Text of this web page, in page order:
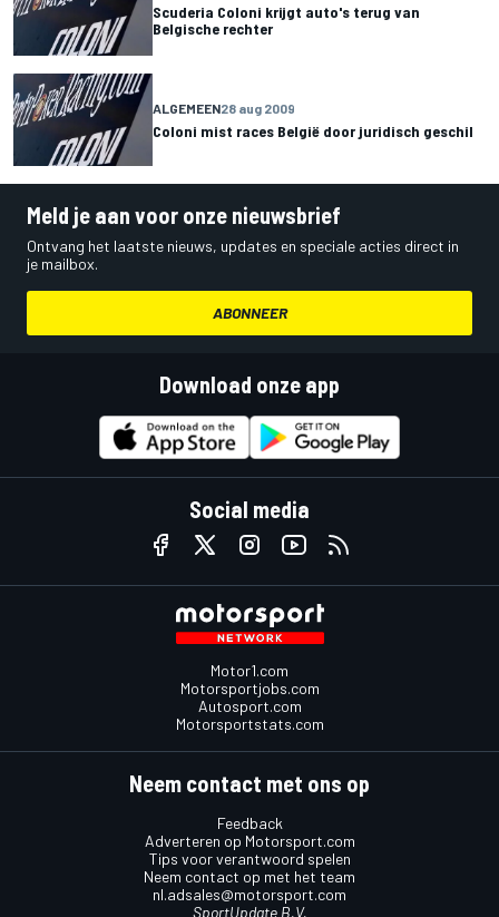
Scuderia Coloni krijgt auto's terug van
Belgische rechter
ALGEMEEN28 aug 2009
Coloni mist races België door juridisch geschil
Meld je aan voor onze nieuwsbrief
Ontvang het laatste nieuws, updates en speciale acties direct in
je mailbox.
ABONNEER
Download onze app
Social media
Motor1.com
Motorsportjobs.com
Autosport.com
Motorsportstats.com
Neem contact met ons op
Feedback
Adverteren op Motorsport.com
Tips voor verantwoord spelen
Neem contact op met het team
nl.adsales@motorsport.com
SportUpdate B.V.